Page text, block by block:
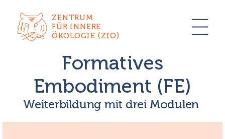
ZENTRUM
FÜR INNERE
ÖKOLOGIE (ZIO)
Formatives
Embodiment (FE)
Weiterbildung mit drei Modulen